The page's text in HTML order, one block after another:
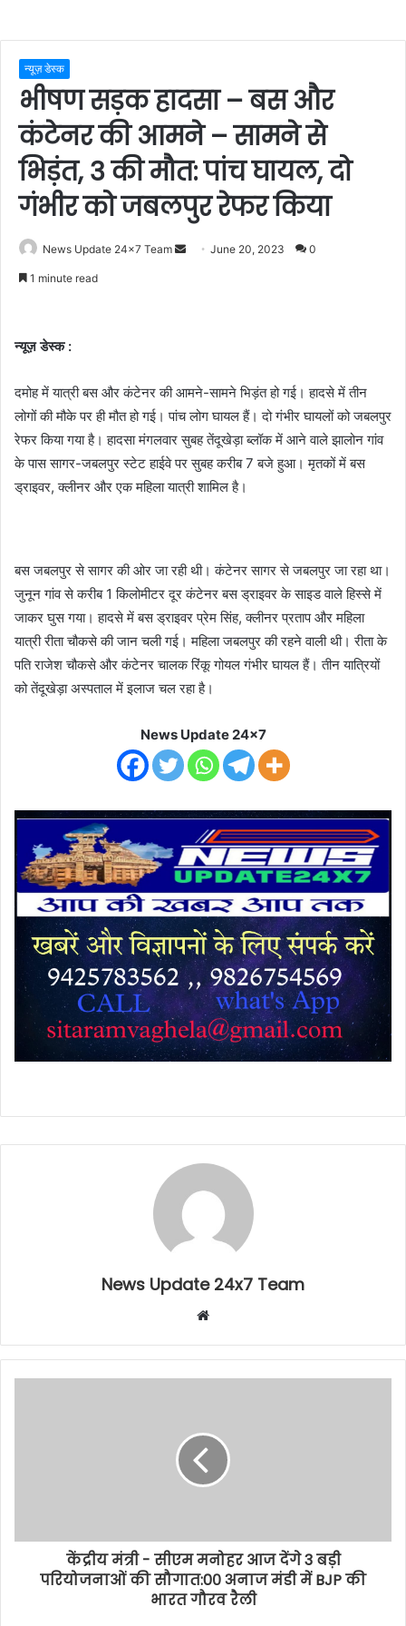
न्यूज़ डेस्क
भीषण सड़क हादसा – बस और
कंटेनर की आमने – सामने से
भिड़ंत, 3 की मौत: पांच घायल, दो
गंभीर को जबलपुर रेफर किया
News Update 24x7 Team
Send June 20, 2023 0
1 minute read
न्यूज़ डेस्क :
दमोह में यात्री बस और कंटेनर की आमने-सामने भिड़ंत हो गई। हादसे में तीन
लोगों की मौके पर ही मौत हो गई। पांच लोग घायल हैं। दो गंभीर घायलों को जबलपुर
रेफर किया गया है। हादसा मंगलवार सुबह तेंदूखेड़ा ब्लॉक में आने वाले झालोन गांव
के पास सागर-जबलपुर स्टेट हाईवे पर सुबह करीब 7 बजे हुआ। मृतकों में बस
ड्राइवर, क्लीनर और एक महिला यात्री शामिल है।
बस जबलपुर से सागर की ओर जा रही थी। कंटेनर सागर से जबलपुर जा रहा था।
जुनून गांव से करीब 1 किलोमीटर दूर कंटेनर बस ड्राइवर के साइड वाले हिस्से में
जाकर घुस गया। हादसे में बस ड्राइवर प्रेम सिंह, क्लीनर प्रताप और महिला
यात्री रीता चौकसे की जान चली गई। महिला जबलपुर की रहने वाली थी। रीता के
पति राजेश चौकसे और कंटेनर चालक रिंकू गोयल गंभीर घायल हैं। तीन यात्रियों
को तेंदूखेड़ा अस्पताल में इलाज चल रहा है।
News Update 24x7
News Update 24x7 Team
Website
केंद्रीय मंत्री - सीएम मनोहर आज देंगे 3 बड़ी
परियोजनाओं की सौगात:0० अनाज मंडी में BJP की
भारत गौरव रैली